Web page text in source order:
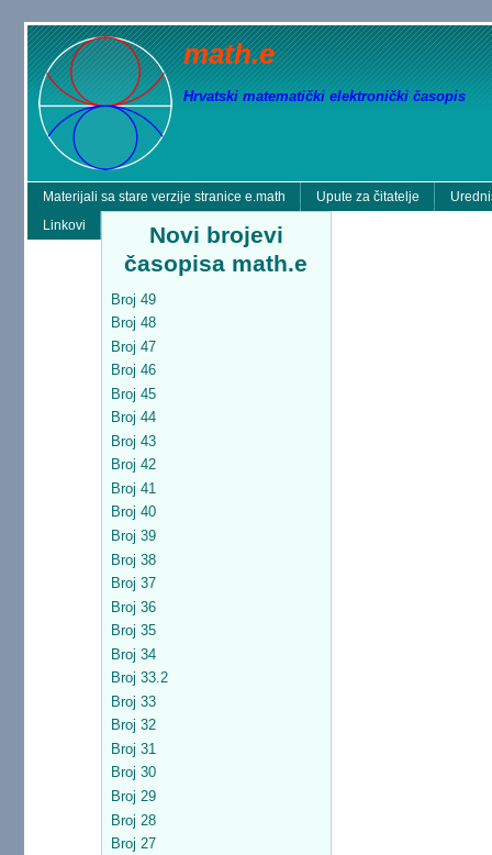
math.e
Hrvatski matematički elektronički časopis
Materijali sa stare verzije stranice e.math Upute za čitatelje
Linkovi
Novi brojevi
časopisa math.e
Broj 49
Broj 48
Broj 47
Broj 46
Broj 45
Broj 44
Broj 43
Broj 42
Broj 41
Broj 40
Broj 39
Broj 38
Broj 37
Broj 36
Broj 35
Broj 34
Broj 33.2
Broj 33
Broj 32
Broj 31
Broj 30
Broj 29
Broj 28
Broj 27